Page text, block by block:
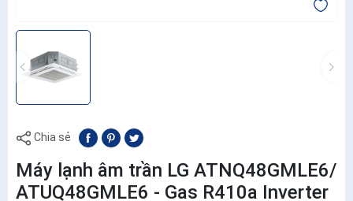
Chia sẻ
Máy lạnh âm trần LG ATNQ48GMLE6/
ATUQ48GMLE6 - Gas R410a Inverter